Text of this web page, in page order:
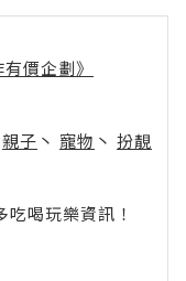
價企劃》
親子 丶 寵物 丶 扮靚
喝玩樂資訊！